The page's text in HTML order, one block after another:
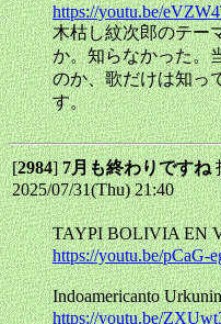
https://youtu.be/
木枯し紋次郎のテー
か。知らなかった。
のか、歌だけは知っ
す。
[2984]7月も終わりですね
2025/07/31(Thu) 21:40
TAYPI BOLIVIA EN
https://youtu.be/pCaG-
Indoamericanto
https://youtu.be/